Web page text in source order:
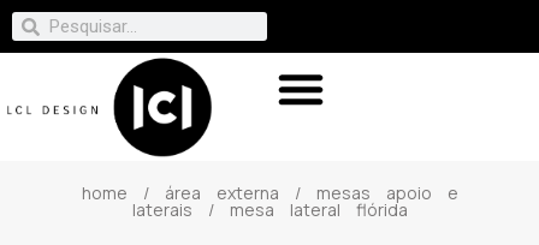
home / área externa / mesas apoio e
laterais / mesa lateral flórida